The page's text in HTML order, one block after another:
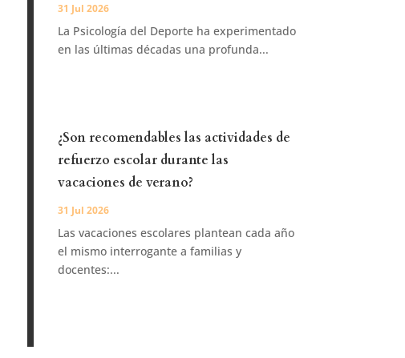
31 Jul 2026
La Psicología del Deporte ha experimentado
en las últimas décadas una profunda...
¿Son recomendables las actividades de
refuerzo escolar durante las
vacaciones de verano?
31 Jul 2026
Las vacaciones escolares plantean cada año
el mismo interrogante a familias y
docentes:...